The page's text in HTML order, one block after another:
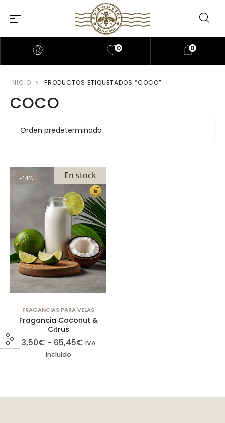
0 0
INICIO PRODUCTOS ETIQUETADOS “COCO”
COCO
-14% En stock
FRAGANCIAS PARA VELAS
Fragancia Coconut &
Citrus
3,50€ - 65,45€ IVA
incluido